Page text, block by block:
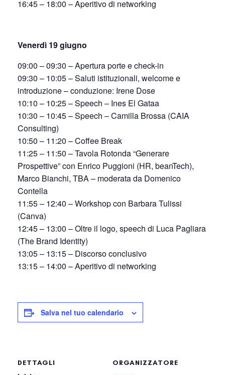
16:45 – 18:00 – Aperitivo di networking
Venerdì 19 giugno
09:00 – 09:30 – Apertura porte e check-in
09:30 – 10:05 – Saluti istituzionali, welcome e
introduzione – conduzione: Irene Dose
10:10 – 10:25 – Speech – Ines El Gataa
10:30 – 10:45 – Speech – Camilla Brossa (CAIA
Consulting)
10:50 – 11:20 – Coffee Break
11:25 – 11:50 – Tavola Rotonda “Generare
Prospettive” con Enrico Puggioni (HR, beanTech),
Marco Bianchi, TBA – moderata da Domenico
Contella
11:55 – 12:40 – Workshop con Barbara Tulissi
(Canva)
12:45 – 13:00 – Oltre il logo, speech di Luca Pagliara
(The Brand Identity)
13:05 – 13:15 – Discorso conclusivo
13:15 – 14:00 – Aperitivo di networking
Salva nel tuo calendario
DETTAGLI ORGANIZZATORE